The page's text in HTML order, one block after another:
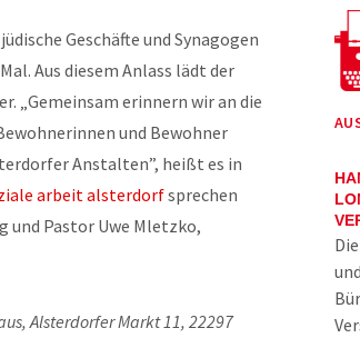
Geschäfte und Synagogen
Aus diesem Anlass lädt der
„Gemeinsam erinnern wir an die
und Bewohner
Anstalten”, heißt es in
arbeit alsterdorfsprechen
und Pastor Uwe Mletzko,
Alsterdorfer Markt 11, 22297